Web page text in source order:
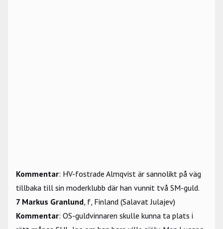
Kommentar: HV-fostrade Almqvist är sannolikt på väg
tillbaka till sin moderklubb där han vunnit två SM-guld.
7 Markus Granlund, f, Finland (Salavat Julajev)
Kommentar: OS-guldvinnaren skulle kunna ta plats i